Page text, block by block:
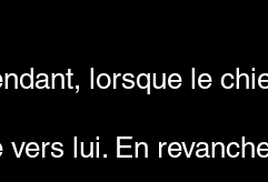
lorsque le
vers lui. En